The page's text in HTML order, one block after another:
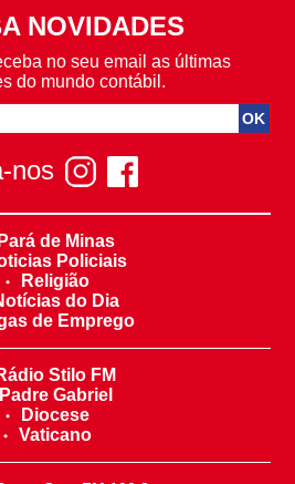
NOVIDADES
no seu email as últimas
do mundo contábil.
nos
Pará de Minas
Policiais
Religião
do Dia
de Emprego
Stilo FM
Padre Gabriel
Diocese
Vaticano